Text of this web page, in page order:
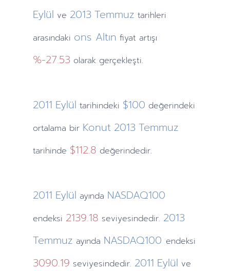
Eylül ve 2013 Temmuz tarihleri
arasındaki ons Altın fiyat artışı
%-27.53 olarak gerçekleşti.
2011 Eylül tarihindeki $100 değerindeki
ortalama bir Konut 2013 Temmuz
tarihinde $112.8 değerindedir.
2011 Eylül ayında NASDAQ100
endeksi 2139.18 seviyesindedir. 2013
Temmuz ayında NASDAQ100 endeksi
3090.19 seviyesindedir. 2011 Eylül ve